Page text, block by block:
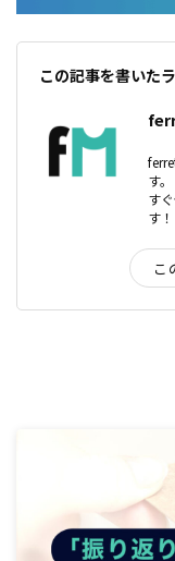
この記事を書いた
す
す
す！
こ